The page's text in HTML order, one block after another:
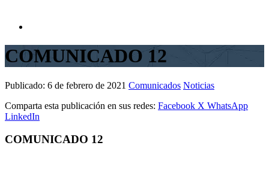
COMUNICADO 12
Publicado: 6 de febrero de 2021 Comunicados Noticias
Comparta esta publicación en sus redes: Facebook X WhatsApp
LinkedIn
COMUNICADO 12